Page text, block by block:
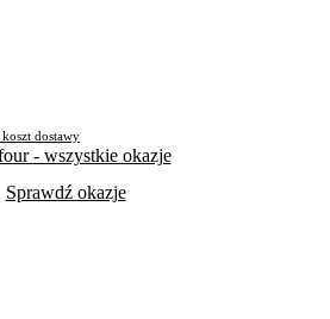
dostawy
- wszystkie okazje
Sprawdź okazje